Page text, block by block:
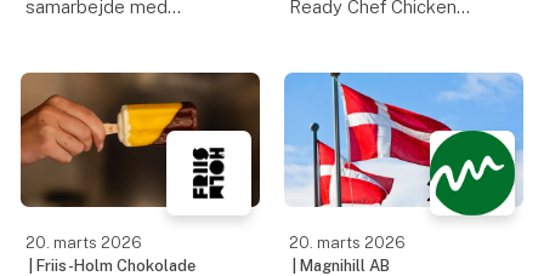
samarbejde med
BPI Foodservice
præsenterer økologiske
kyllinger fra Rokkedahl
på Foodespo.
God trivsel giver bedre
kødkvalitet
Ready Chef Chicken
lårkød med sprød
overflade og en let
krydret smagsprofil med
noter af ingefær og
hvidløg. Klar til brug
20. marts 2026
| Friis-Holm Chokolade
20. marts 2026
| Magnihill AB